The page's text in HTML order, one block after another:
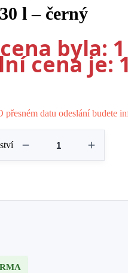
l – černý
byla: 1
cena je:
přesném datu odeslání budete